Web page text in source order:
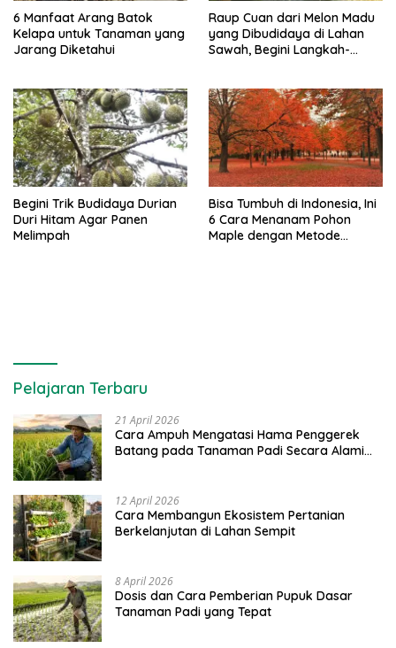
6 Manfaat Arang Batok
Kelapa untuk Tanaman yang
Jarang Diketahui
Raup Cuan dari Melon Madu
yang Dibudidaya di Lahan
Sawah, Begini Langkah-
Begini Trik Budidaya Durian
Duri Hitam Agar Panen
Melimpah
Bisa Tumbuh di Indonesia, Ini
6 Cara Menanam Pohon
Maple dengan Metode
Pelajaran Terbaru
21 April 2026
Cara Ampuh Mengatasi Hama Penggerek
Batang pada Tanaman Padi Secara Alami
12 April 2026
Cara Membangun Ekosistem Pertanian
Berkelanjutan di Lahan Sempit
8 April 2026
Dosis dan Cara Pemberian Pupuk Dasar
Tanaman Padi yang Tepat